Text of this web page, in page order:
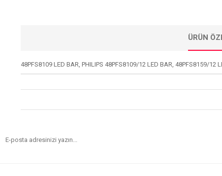
ÜRÜN
48PFS8109 LED BAR, PHILIPS 48PFS8109/12 LED BAR, 48PFS8159/12